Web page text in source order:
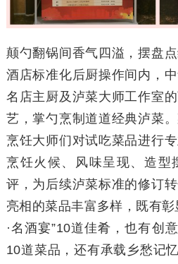
颠勺翻锅间香气四溢，摆盘
酒店标准化后厨操作间内，
名店主厨及泸菜大师工作室
艺，掌勺烹制道道经典泸菜
烹饪大师们对试吃菜品进行
烹饪火候、风味呈现、造型
评，为后续泸菜标准的修订
亮相的菜品丰富多样，既有
·名酒宴”10道佳肴，也有创
10道菜品，还有承载乡愁记